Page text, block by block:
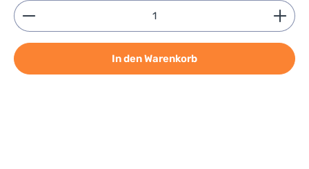
Produkt Anzahl: Gib den gewünschten Wert ein
In den Warenkorb